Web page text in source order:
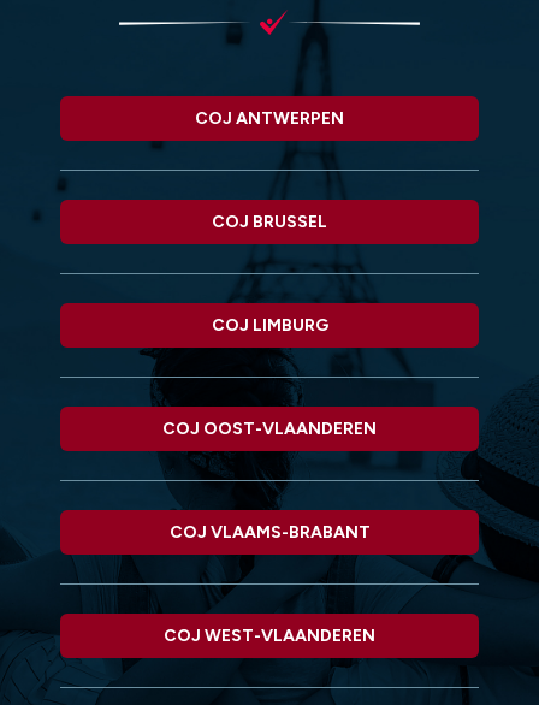
COJ ANTWERPEN
COJ BRUSSEL
COJ LIMBURG
COJ OOST-VLAANDEREN
COJ VLAAMS-BRABANT
COJ WEST-VLAANDEREN